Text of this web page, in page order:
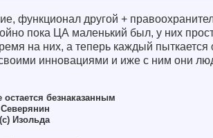
функционал другой +
пока ЦА маленький был, у них
на них, а теперь каждый пыткается
инновациями и иже с ним они
безнаказанным
Изольда